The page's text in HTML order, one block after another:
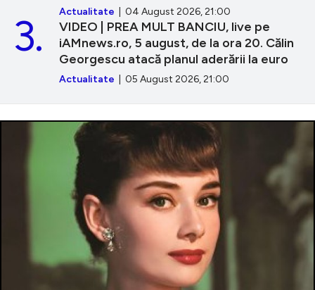
Actualitate | 04 August 2026, 21:00
VIDEO | PREA MULT BANCIU, live pe
iAMnews.ro, 5 august, de la ora 20. Călin
Georgescu atacă planul aderării la euro
Actualitate | 05 August 2026, 21:00
3.